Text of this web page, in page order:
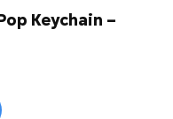
Keychain –